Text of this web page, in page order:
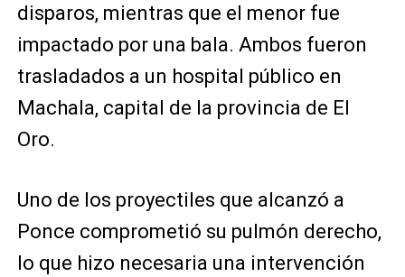
disparos, mientras que el menor fue
impactado por una bala. Ambos fueron
trasladados a un hospital público en
Machala, capital de la provincia de El
Oro.
Uno de los proyectiles que alcanzó a
Ponce comprometió su pulmón derecho,
lo que hizo necesaria una intervención